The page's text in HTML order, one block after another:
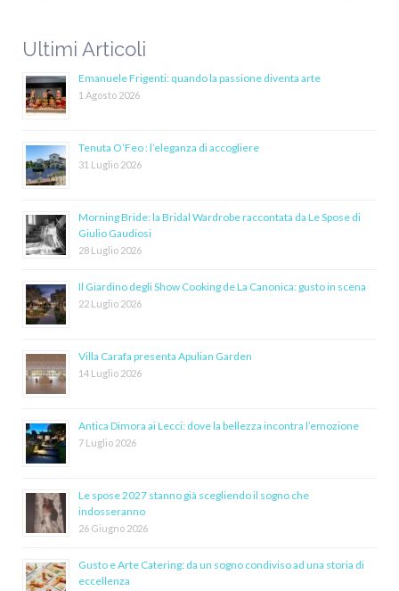
Ultimi Articoli
Emanuele Frigenti: quando la passione diventa arte
1 Agosto 2026
Tenuta O’Feo : l’eleganza di accogliere
31 Luglio 2026
Morning Bride: la Bridal Wardrobe raccontata da Le Spose di
Giulio Gaudiosi
28 Luglio 2026
Il Giardino degli Show Cooking de La Canonica: gusto in scena
22 Luglio 2026
Villa Carafa presenta Apulian Garden
14 Luglio 2026
Antica Dimora ai Lecci: dove la bellezza incontra l’emozione
7 Luglio 2026
Le spose 2027 stanno già scegliendo il sogno che
indosseranno
26 Giugno 2026
Gusto e Arte Catering: da un sogno condiviso ad una storia di
eccellenza